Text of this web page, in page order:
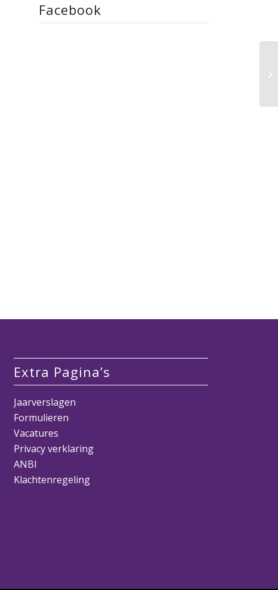
Facebook
Extra Pagina’s
Jaarverslagen
Formulieren
Vacatures
Privacy verklaring
ANBI
Klachtenregeling